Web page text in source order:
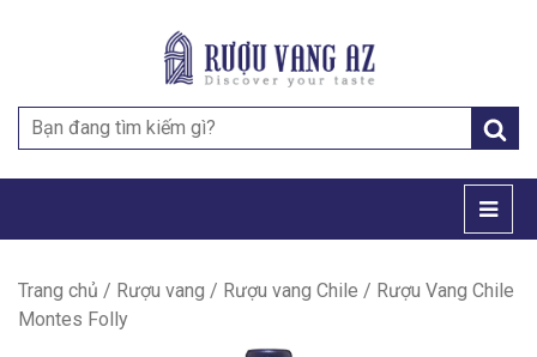
Search
for:
Trang chủ / Rượu vang / Rượu vang Chile / Rượu Vang Chile
Montes Folly